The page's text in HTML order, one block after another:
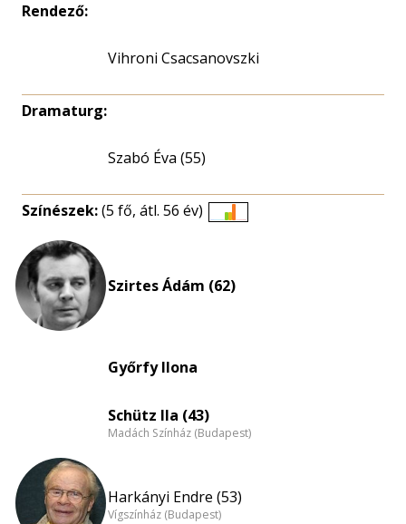
Rendező:
Vihroni Csacsanovszki
Dramaturg:
Szabó Éva (55)
Színészek:(5 fő, átl. 56 év)
Szirtes Ádám (62)
Győrfy Ilona
Schütz Ila (43)
Madách Színház (Budapest)
Harkányi Endre (53)
Vígszínház (Budapest)